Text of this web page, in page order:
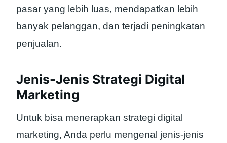
pasar yang lebih luas, mendapatkan lebih
banyak pelanggan, dan terjadi peningkatan
penjualan.
Jenis-Jenis Strategi Digital
Marketing
Untuk bisa menerapkan strategi digital
marketing, Anda perlu mengenal jenis-jenis